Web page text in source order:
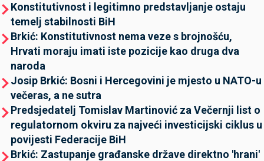
Konstitutivnost i legitimno predstavljanje ostaju
temelj stabilnosti BiH
Brkić: Konstitutivnost nema veze s brojnošću,
Hrvati moraju imati iste pozicije kao druga dva
naroda
Josip Brkić: Bosni i Hercegovini je mjesto u NATO-u
večeras, a ne sutra
Predsjedatelj Tomislav Martinović za Večernji list o
regulatornom okviru za najveći investicijski ciklus u
povijesti Federacije BiH
Brkić: Zastupanje građanske države direktno 'hrani'